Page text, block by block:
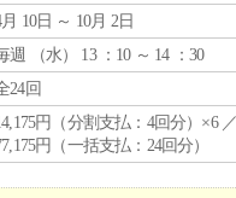
10日 ～ 10月 2日
週 （水） 13 ：10 ～ 14 ：30
24回
円（分割支払：4回分）×6
円（一括支払：24回分）